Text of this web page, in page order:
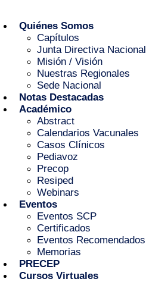
Quiénes Somos
Capítulos
Junta Directiva Nacional
Misión / Visión
Nuestras Regionales
Sede Nacional
Notas Destacadas
Académico
Abstract
Calendarios Vacunales
Casos Clínicos
Pediavoz
Precop
Resiped
Webinars
Eventos
Eventos SCP
Certificados
Eventos Recomendados
Memorias
PRECEP
Cursos Virtuales